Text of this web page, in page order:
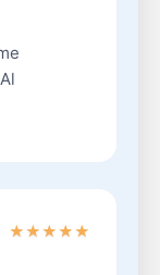
★★★★★